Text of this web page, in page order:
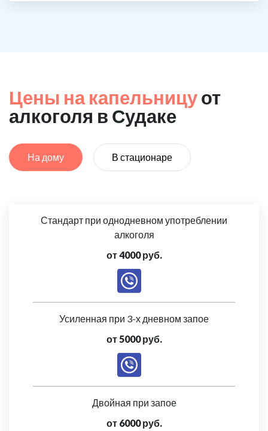
Цены на капельницуот
алкоголя в Судаке
На дому В стационаре
Стандарт при однодневном употреблении
алкоголя
от 4000 руб.
Усиленная при 3-х дневном запое
от 5000 руб.
Двойная при запое
от 6000 руб.